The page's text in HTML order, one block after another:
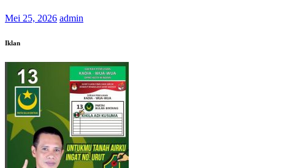
Mei 25, 2026 admin
Iklan